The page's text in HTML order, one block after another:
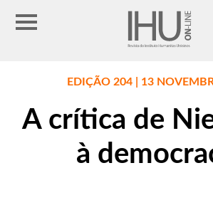
EDIÇÃO 204 | 13
A crítica de
à